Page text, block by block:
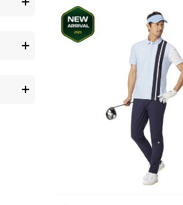
1,600,000